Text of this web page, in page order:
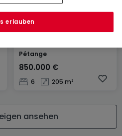
Pétange
850.000 €
6 205 m²
ansehen
erlauben